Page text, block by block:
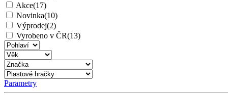
Akce(17)
Novinka(10)
Výprodej(2)
Vyrobeno v ČR(13)
Parametry